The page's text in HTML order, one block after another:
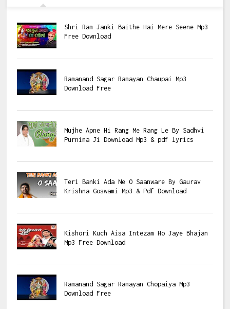
Shri Ram Janki Baithe Hai Mere Seene Mp3
Free Download
Ramanand Sagar Ramayan Chaupai Mp3
Download Free
Mujhe Apne Hi Rang Me Rang Le By Sadhvi
Purnima Ji Download Mp3 & pdf lyrics
Teri Banki Ada Ne O Saanware By Gaurav
Krishna Goswami Mp3 & Pdf Download
Kishori Kuch Aisa Intezam Ho Jaye Bhajan
Mp3 Free Download
Ramanand Sagar Ramayan Chopaiya Mp3
Download Free